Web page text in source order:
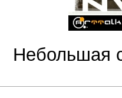
Небольшая